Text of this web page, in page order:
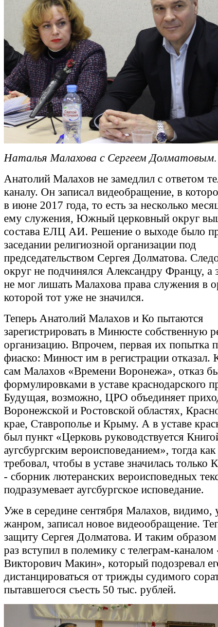
Наталья Малахова с Сергеем Долматовым.
Анатолий Малахов не замедлил с ответом
каналу. Он записал видеобращение, в
в июне 2017 года, то есть за несколько
ему служения, Южный церковный округ
состава ЕЛЦ АИ. Решение о выходе было
заседании религиозной организации под
председательством Сергея Долматова.
округ не подчинялся Александру Францу, а
не мог лишать Малахова права служения в
которой тот уже не значился.
Теперь Анатолий Малахов и Ко пытаются
зарегистрировать в Минюсте собственную
организацию. Впрочем, первая их попытка
фиаско: Минюст им в регистрации отказал.
сам Малахов «Времени Воронежа», отказ
формулировками в уставе краснодарского
Будущая, возможно, ЦРО объединяет
Воронежской и Ростовской областях,
крае, Ставрополье и Крыму. А в уставе
был пункт «Церковь руководствуется
аугсбургским вероисповеданием», тогда
требовал, чтобы в уставе значилась только
- сборник лютеранских вероисповедных
подразумевает аугсбургское исповедание.
Уже в середине сентября Малахов, видимо,
жанром, записал новое видеообращение.
защиту Сергея Долматова. И таким
раз вступил в полемику с телеграм-
Викторович Макин», который подозревал
дистанцироваться от трижды судимого
пытавшегося съесть 50 тыс. рублей.